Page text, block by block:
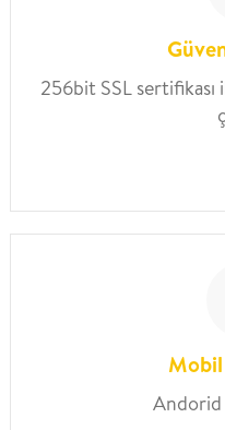
256bit SSL sertifikası
Andorid